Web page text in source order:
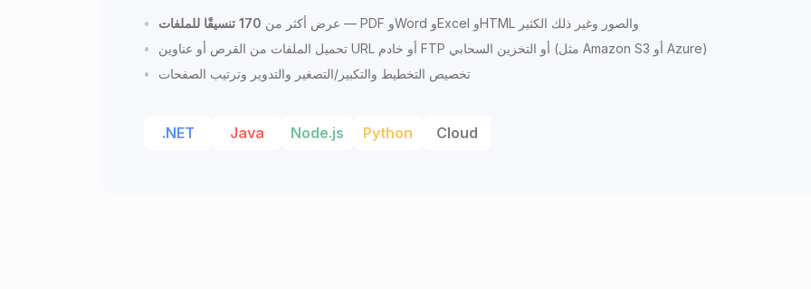
عرض أكثر من 170 تنسيقًا للملفات
— PDF وWord وExcel وHTML والصور وغير ذلك الكثير
تحميل الملفات من القرص أو عناوين URL أو خادم FTP أو التخزين السحابي (مثل Amazon S3 أو Azure)
تخصيص التخطيط والتكبير/التصغير والتدوير وترتيب الصفحات
.NET Java Node.js Python Cloud